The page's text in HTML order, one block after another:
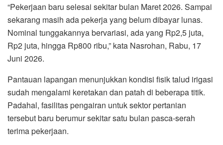
“Pekerjaan baru selesai sekitar bulan Maret 2026. Sampai
sekarang masih ada pekerja yang belum dibayar lunas.
Nominal tunggakannya bervariasi, ada yang Rp2,5 juta,
Rp2 juta, hingga Rp800 ribu,” kata Nasrohan, Rabu, 17
Juni 2026.
Pantauan lapangan menunjukkan kondisi fisik talud irigasi
sudah mengalami keretakan dan patah di beberapa titik.
Padahal, fasilitas pengairan untuk sektor pertanian
tersebut baru berumur sekitar satu bulan pasca-serah
terima pekerjaan.